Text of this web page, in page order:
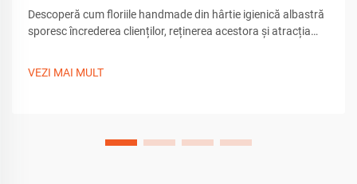
Descoperă cum floriile handmade din hârtie igienică albastră
sporesc încrederea clienților, reținerea acestora și atracția
VEZI MAI MULT